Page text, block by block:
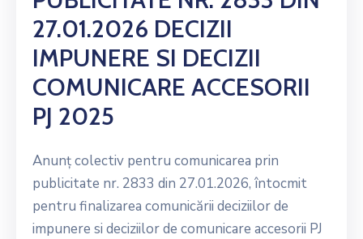
27.01.2026 DECIZII
IMPUNERE SI DECIZII
COMUNICARE ACCESORII
PJ 2025
Anunț colectiv pentru comunicarea prin
publicitate nr. 2833 din 27.01.2026, întocmit
pentru finalizarea comunicării deciziilor de
impunere si deciziilor de comunicare accesorii PJ